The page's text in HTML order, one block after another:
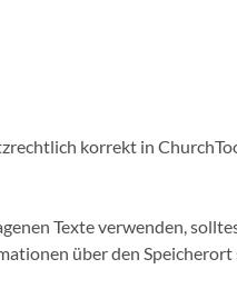
korrekt in
Texte verwenden,
über den